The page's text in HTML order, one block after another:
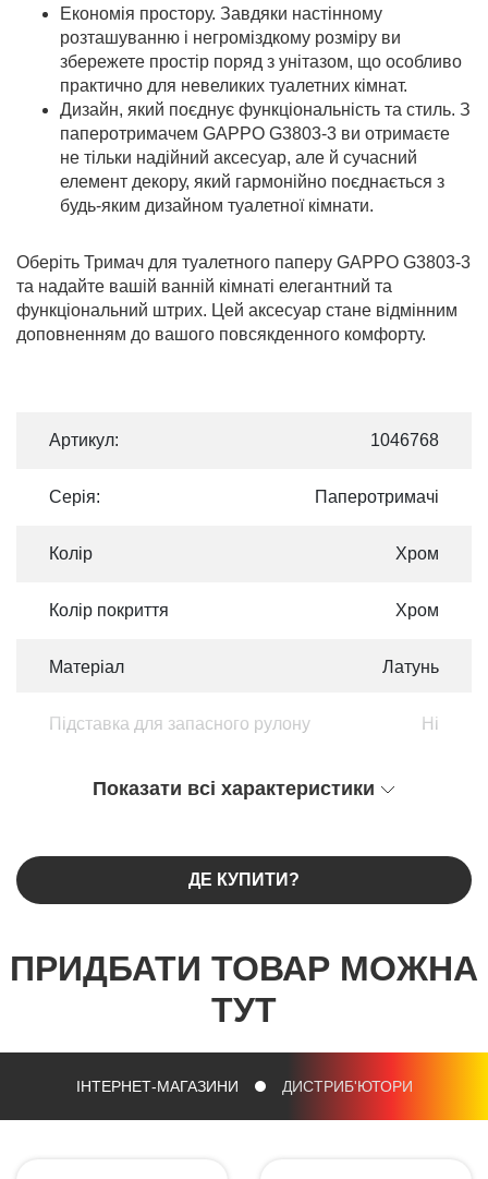
Економія простору. Завдяки настінному
розташуванню і негроміздкому розміру ви
збережете простір поряд з унітазом, що особливо
практично для невеликих туалетних кімнат.
Дизайн, який поєднує функціональність та стиль. З
паперотримачем GAPPO G3803-3 ви отримаєте
не тільки надійний аксесуар, але й сучасний
елемент декору, який гармонійно поєднається з
будь-яким дизайном туалетної кімнати.
Оберіть Тримач для туалетного паперу GAPPO G3803-3
та надайте вашій ванній кімнаті елегантний та
функціональний штрих. Цей аксесуар стане відмінним
доповненням до вашого повсякденного комфорту.
Артикул: 1046768
Серія: Паперотримачі
Колір Хром
Колір покриття Хром
Матеріал Латунь
Підставка для запасного рулону Ні
Показати всі характеристики
ДЕ КУПИТИ?
ПРИДБАТИ ТОВАР МОЖНА
ТУТ
ІНТЕРНЕТ-МАГАЗИНИ ДИСТРИБ'ЮТОРИ